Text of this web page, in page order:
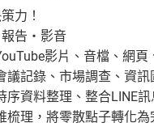
力！
告‧影音
影片、音檔、網
記錄、市場調查、資
資料整理、整合LINE
理，將零散點子轉化為